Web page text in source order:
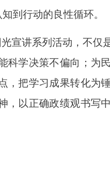
到行动的良性循环。
讲系列活动，不仅
科学决策不偏向；为
，把学习成果转化为
，以正确政绩观书写